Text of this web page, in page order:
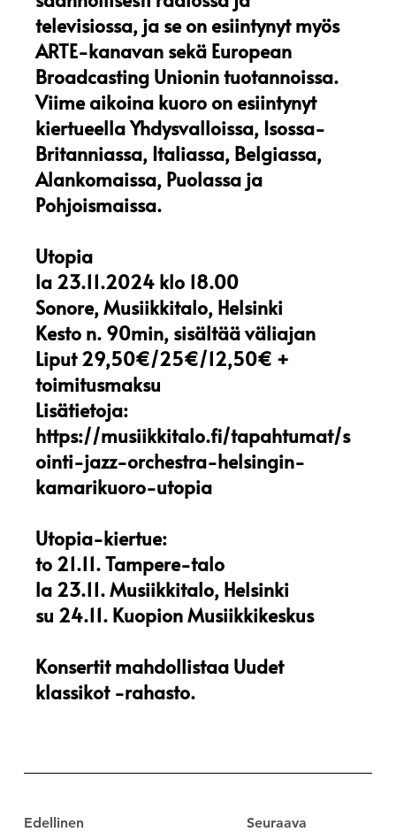
Edellinen Seuraava
televisiossa, ja se on esiintynyt myös
ARTE-kanavan sekä European
Broadcasting Unionin tuotannoissa.
Viime aikoina kuoro on esiintynyt
kiertueella Yhdysvalloissa, Isossa-
Britanniassa, Italiassa, Belgiassa,
Alankomaissa, Puolassa ja
Pohjoismaissa.
Utopia
la 23.11.2024 klo 18.00
Sonore, Musiikkitalo, Helsinki
Kesto n. 90min, sisältää väliajan
Liput 29,50€/25€/12,50€ +
toimitusmaksu
Lisätietoja:
https://musiikkitalo.fi/tapahtumat/s
ointi-jazz-orchestra-helsingin-
kamarikuoro-utopia
Utopia-kiertue:
to 21.11. Tampere-talo
la 23.11. Musiikkitalo, Helsinki
su 24.11. Kuopion Musiikkikeskus
Konsertit mahdollistaa Uudet
klassikot -rahasto.